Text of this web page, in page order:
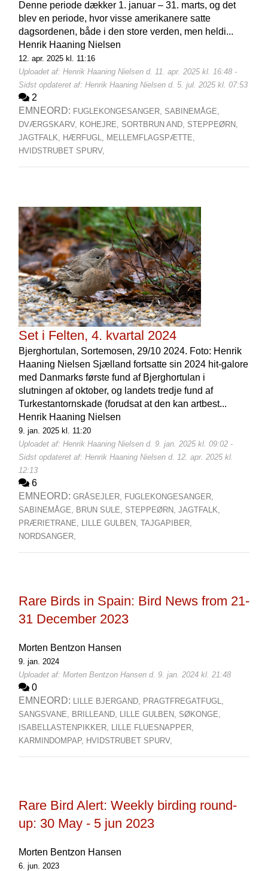
Denne periode dækker 1. januar – 31. marts, og det
blev en periode, hvor visse amerikanere satte
dagsordenen, både i den store verden, men heldi...
Henrik Haaning Nielsen
12. apr. 2025 kl. 11:16
Uploadet af: Henrik Haaning Nielsen d. 11. apr. 2025 kl. 16:48 -
Sidst opdateret af: Henrik Haaning Nielsen d. 5. jul. 2025 kl. 07:53
2
EMNEORD: FUGLEKONGESANGER, SABINEMÅGE,
DVÆRGSKARV, KOHEJRE, SORTBRUN AND, STEPPEØRN,
JAGTFALK, HÆRFUGL, MELLEMFLAGSPÆTTE,
HVIDSTRUBET SPURV,
Set i Felten, 4. kvartal 2024
Bjerghortulan, Sortemosen, 29/10 2024. Foto: Henrik
Haaning Nielsen Sjælland fortsatte sin 2024 hit-galore
med Danmarks første fund af Bjerghortulan i
slutningen af oktober, og landets tredje fund af
Turkestantornskade (forudsat at den kan artbest...
Henrik Haaning Nielsen
9. jan. 2025 kl. 11:20
Uploadet af: Henrik Haaning Nielsen d. 9. jan. 2025 kl. 09:02 -
Sidst opdateret af: Henrik Haaning Nielsen d. 12. apr. 2025 kl.
12:13
6
EMNEORD: GRÅSEJLER, FUGLEKONGESANGER,
SABINEMÅGE, BRUN SULE, STEPPEØRN, JAGTFALK,
PRÆRIETRANE, LILLE GULBEN, TAJGAPIBER,
NORDSANGER,
Rare Birds in Spain: Bird News from 21-
31 December 2023
Morten Bentzon Hansen
9. jan. 2024
Uploadet af: Morten Bentzon Hansen d. 9. jan. 2024 kl. 21:48
0
EMNEORD: LILLE BJERGAND, PRAGTFREGATFUGL,
SANGSVANE, BRILLEAND, LILLE GULBEN, SØKONGE,
ISABELLASTENPIKKER, LILLE FLUESNAPPER,
KARMINDOMPAP, HVIDSTRUBET SPURV,
Rare Bird Alert: Weekly birding round-
up: 30 May - 5 jun 2023
Morten Bentzon Hansen
6. jun. 2023